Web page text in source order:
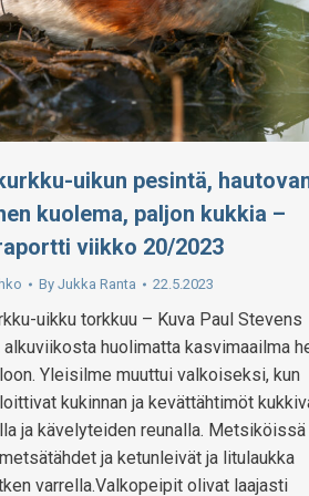
uikun pesintä,
kuolema, paljon kukkia –
viikko 20/2023
By Jukka Ranta 22.5.2023
uikku torkkuu – Kuva Paul
alkuviikosta huolimatta kasvimaailma
Yleisilme muuttui valkoiseksi, kun
kukinnan ja kevättähtimöt
ja kävelyteiden reunalla. Metsiköissä
ja ketunleivät ja litulaukka
varrella.Valkopeipit olivat laajasti